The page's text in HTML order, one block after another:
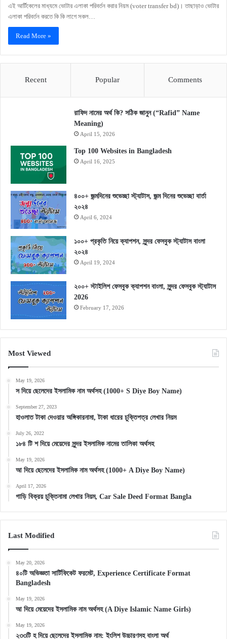
এই আর্টিকেলের মাধ্যমে ভোটার এলাকা পরিবর্তন করার নিয়ম (voter transfer bd)। তাছাড়াও ভোটার
এলাকা পরিবর্তন করতে কি কি লাগে সকল…
Read More »
Recent Popular Comments
রাফিদ নামের অর্থ কি? সঠিক জানুন (“Rafid” Name
Meaning)
April 15, 2026
Top 100 Websites in Bangladesh
April 16, 2025
৪০০+ জন্মদিনের শুভেচ্ছা স্ট্যাটাস, জন্ম দিনের শুভেচ্ছা বার্তা
২০২৪
April 6, 2024
১০০+ প্রকৃতি নিয়ে ক্যাপশন, সুন্দর ফেসবুক স্ট্যাটাস বাংলা
২০২৪
April 19, 2024
২০০+ স্টাইলিশ ফেসবুক ক্যাপশন বাংলা, সুন্দর ফেসবুক স্ট্যাটাস
2026
February 17, 2026
Most Viewed
May 19, 2026
স দিয়ে ছেলেদের ইসলামিক নাম অর্থসহ (1000+ S Diye Boy Name)
September 27, 2023
হাওলাত টাকা দেওয়ার অঙ্গিকারনামা, টাকা ধারের চুক্তিপত্র লেখার নিয়ম
July 26, 2022
১৮৪ টি শ দিয়ে মেয়েদের সুন্দর ইসলামিক নামের তালিকা অর্থসহ
May 19, 2026
আ দিয়ে ছেলেদের ইসলামিক নাম অর্থসহ (1000+ A Diye Boy Name)
April 17, 2026
গাড়ি বিক্রয় চুক্তিনামা লেখার নিয়ম, Car Sale Deed Format Bangla
Last Modified
May 20, 2026
৪০টি অভিজ্ঞতা সার্টিফিকেট ফরমেট, Experience Certificate Format
Bangladesh
May 19, 2026
আ দিয়ে মেয়েদের ইসলামিক নাম অর্থসহ (A Diye Islamic Name Girls)
May 19, 2026
২৩৩টি হ দিয়ে ছেলেদের ইসলামিক নাম: ইংলিশ উচ্চারণসহ বাংলা অর্থ